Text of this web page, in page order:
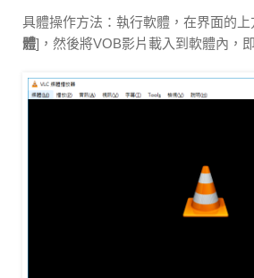
具體操作方法：執行軟體，在界面的
體]，然後將VOB影片載入到軟體內，